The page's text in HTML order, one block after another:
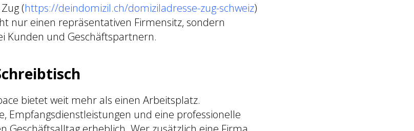
(https://deindomizil.ch/domiziladresse-zug-schweiz)
nur einen repräsentativen Firmensitz, sondern
Kunden und Geschäftspartnern.
bietet weit mehr als einen Arbeitsplatz.
Empfangsdienstleistungen und eine professionelle